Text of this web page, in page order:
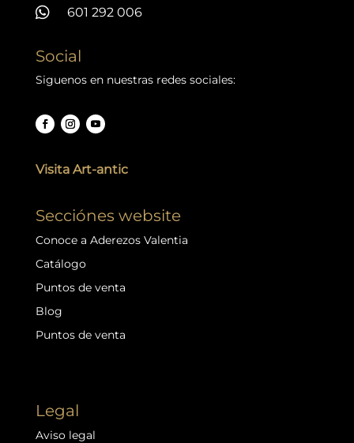
 601 292 006
Social
Siguenos en nuestras redes sociales:
Visita Art-antic
Secciónes website
Conoce a Aderezos Valentia
Catálogo
Puntos de venta
Blog
Puntos de venta
Legal
Aviso legal